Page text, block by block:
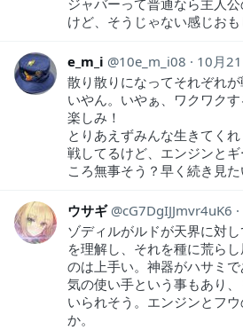
ジャバーって普通なら主人
けど、そうじゃない感じお
e_m_i 10e_m_i08
10月
散り散りになってそれぞれ
いやん。いやぁ、ワクワク
楽しみ！
とりあえずみんな生きてく
戦してるけど、エンジンと
ころ無事そう？早く続き見た
ウサギ cG7DgIJJmvr4uK6
ゾディルがルドが天界に対
を理解し、それを種に荒ら
のは上手い。神器がハサミ
気の使い手という事もあり
いられそう。エンジンとフ
か。